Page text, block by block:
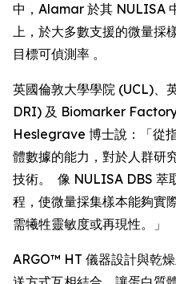
中，Alamar 於其 NULISA
上，於大多數支援的微量採
目標可偵測率 。
英國倫敦大學學院 (UCL)、
DRI) 及 Biomarker
Heslegrave 博士說：「從
體數據的能力，對於人群研
技術。 像 NULISA DBS 萃
程，使微量採集樣本能夠實
需犧牲靈敏度或再現性。」
ARGO™ HT 儀器設計與乾